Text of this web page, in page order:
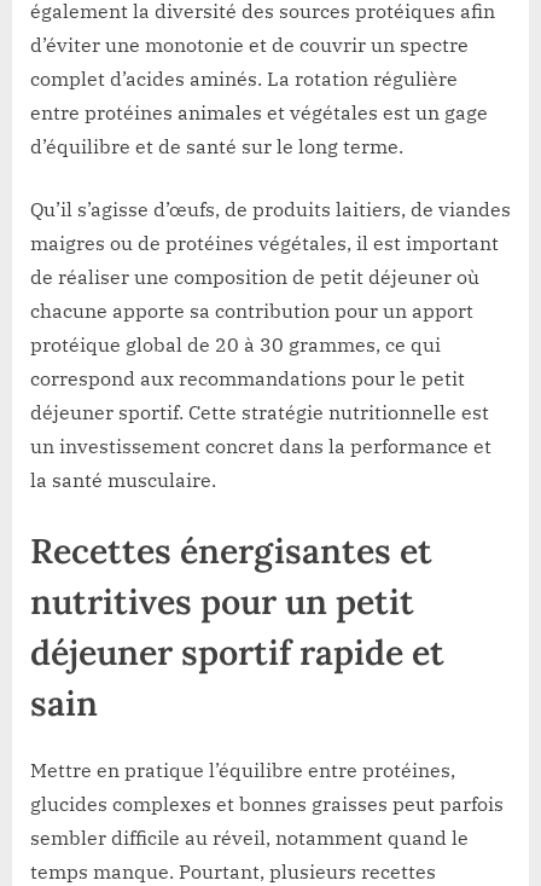
également la diversité des sources protéiques afin
d’éviter une monotonie et de couvrir un spectre
complet d’acides aminés. La rotation régulière
entre protéines animales et végétales est un gage
d’équilibre et de santé sur le long terme.
Qu’il s’agisse d’œufs, de produits laitiers, de viandes
maigres ou de protéines végétales, il est important
de réaliser une composition de petit déjeuner où
chacune apporte sa contribution pour un apport
protéique global de 20 à 30 grammes, ce qui
correspond aux recommandations pour le petit
déjeuner sportif. Cette stratégie nutritionnelle est
un investissement concret dans la performance et
la santé musculaire.
Recettes énergisantes et
nutritives pour un petit
déjeuner sportif rapide et
sain
Mettre en pratique l’équilibre entre protéines,
glucides complexes et bonnes graisses peut parfois
sembler difficile au réveil, notamment quand le
temps manque. Pourtant, plusieurs recettes